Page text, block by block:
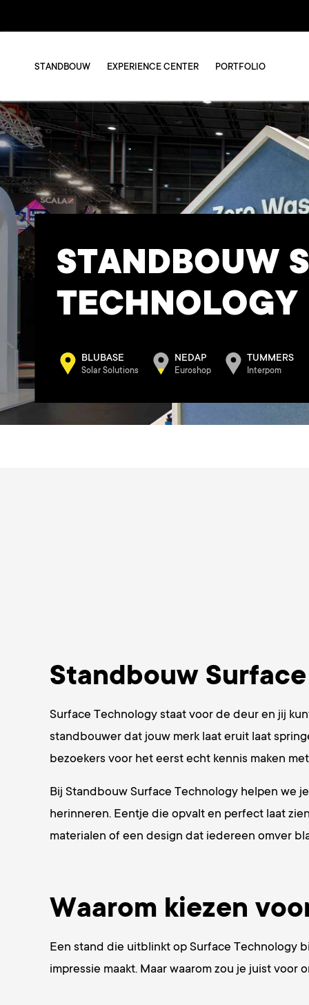
STANDBOUW EXPERIENCE CENTER PORTFOLIO
STANDBOUW
TECHNOLOGY
BLUBASE
Solar Solutions
NEDAP
Euroshop
TUMMERS
Interpom
Standbouw
Surface Technology staat voor de deur en jij
standbouwer dat jouw merk laat eruit laat
bezoekers voor het eerst echt kennis maken
Bij Standbouw Surface Technology helpen we
herinneren. Eentje die opvalt en perfect laat
materialen of een design dat iedereen omver
Waarom kiezen
Een stand die uitblinkt op Surface Technology
impressie maakt. Maar waarom zou je juist voor